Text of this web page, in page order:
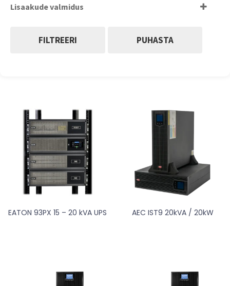
mehaaniline hooldusmöödaviik
mehaaniline hooldusmöödaviik (valikuline)
Lisaakude valmidus
FILTREERI PUHASTA
EATON 93PX 15 – 20 kVA UPS AEC IST9 20kVA / 20kW